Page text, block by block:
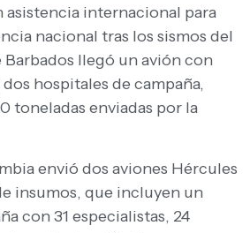
asistencia internacional para
nacional tras los sismos del
Barbados llegó un avión con
hospitales de campaña,
toneladas enviadas por la
envió dos aviones Hércules
insumos, que incluyen un
con 31 especialistas, 24